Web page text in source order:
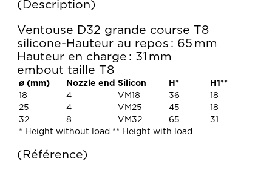
Description
Ventouse D32 grande course T8
silicone-Hauteur au repos : 65 mm
Hauteur en charge : 31 mm
embout taille T8
ø (mm) Nozzle end Silicon H*
H1**
18
4 VM18 36
18
25
4 VM25 45
18
32
8 VM32 65
31
* Height without load ** Height with load
Référence